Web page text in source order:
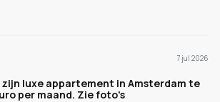
7 jul 2026
luxe appartement in Amsterdam te
per maand. Zie foto's